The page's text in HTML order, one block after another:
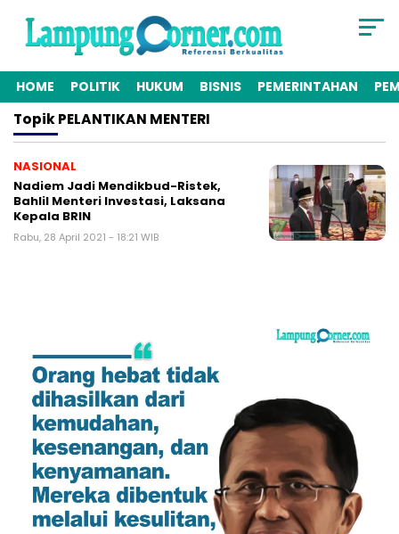
HOME POLITIK HUKUM BISNIS PEMERINTAHAN
TopikPELANTIKAN MENTERI
NASIONAL
Nadiem Jadi Mendikbud-Ristek,
Bahlil Menteri Investasi, Laksana
Kepala BRIN
Rabu, 28 April 2021 - 18:21 WIB